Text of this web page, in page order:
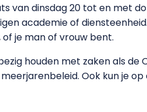
van dinsdag 20 tot en met
academie of
je man of vrouw bent.
houden met zaken als de
Ook kun je